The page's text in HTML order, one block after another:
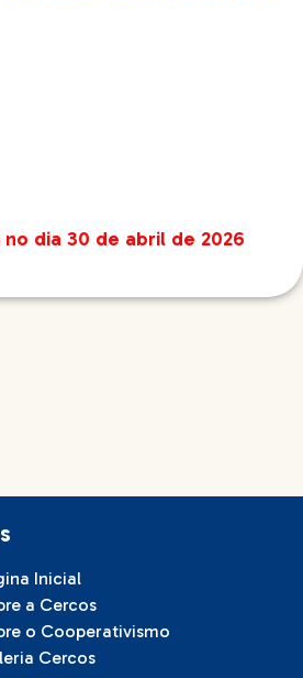
dia 30 de abril de 2026
Inicial
a Cercos
o Cooperativismo
Cercos